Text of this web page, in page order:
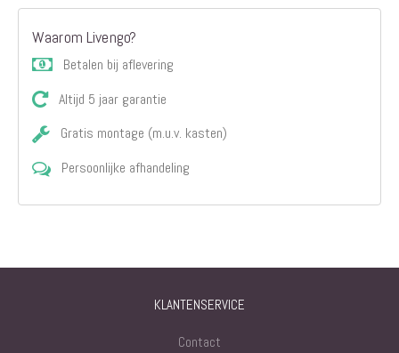
Waarom Livengo?
Betalen bij aflevering
Altijd 5 jaar garantie
Gratis montage (m.u.v. kasten)
Persoonlijke afhandeling
KLANTENSERVICE
Contact